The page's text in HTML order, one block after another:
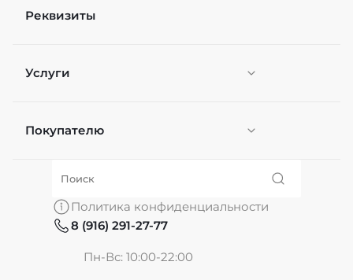
Реквизиты
Услуги
Персонификация
Покупателю
О нас
Политика конфиденциальности
8 (916) 291-27-77
Пн-Вс: 10:00-22:00